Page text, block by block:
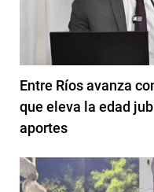
Entre Ríos avanza
que eleva la edad
aportes